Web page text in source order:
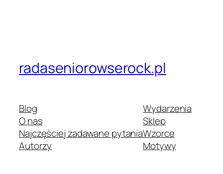
radaseniorowserock.pl
Blog
O nas
Najczęściej zadawane pytania
Autorzy
Wydarzenia
Sklep
Wzorce
Motywy